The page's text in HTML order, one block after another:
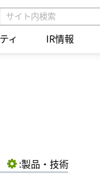
ィ IR情報
:製品・技術